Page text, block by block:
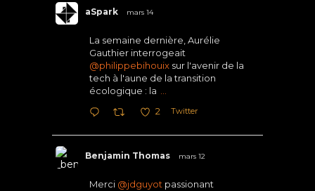
aSpark mars 14
La semaine dernière, Aurélie
Gauthier interrogeait
@philippebihouix sur l'avenir de la
tech à l'aune de la transition
écologique : la ...
2 Twitter
Benjamin Thomas mars 12
Merci @jdguyot passionant